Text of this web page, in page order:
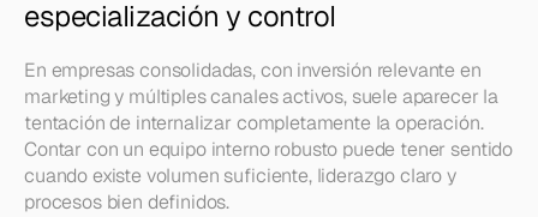
especialización y control
En empresas consolidadas, con inversión relevante en
marketing y múltiples canales activos, suele aparecer la
tentación de internalizar completamente la operación.
Contar con un equipo interno robusto puede tener sentido
cuando existe volumen suficiente, liderazgo claro y
procesos bien definidos.